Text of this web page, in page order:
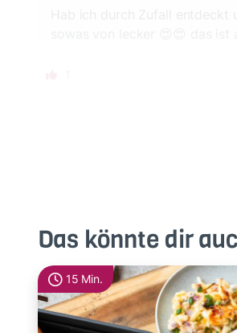
Das könnte dir
15 Min.